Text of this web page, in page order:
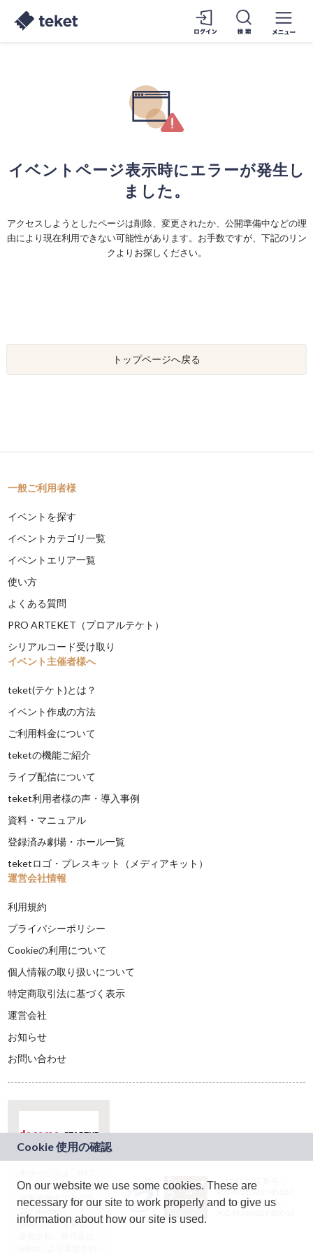
イベントページ表示時にエラーが発生し
ました。
アクセスしようとしたページは削除、変更されたか、公開準備中などの理
由により現在利用できない可能性があります。お手数ですが、下記のリン
クよりお探しください。
トップページへ戻る
一般ご利用者様
イベントを探す
イベントカテゴリ一覧
イベントエリア一覧
使い方
よくある質問
PRO ARTEKET（プロアルテケト）
シリアルコード受け取り
イベント主催者様へ
teket(テケト)とは？
イベント作成の方法
ご利用料金について
teketの機能ご紹介
ライブ配信について
teket利用者様の声・導入事例
資料・マニュアル
登録済み劇場・ホール一覧
teketロゴ・プレスキット（メディアキット）
運営会社情報
利用規約
プライバシーポリシー
Cookieの利用について
個人情報の取り扱いについて
特定商取引法に基づく表示
運営会社
お知らせ
お問い合わせ
ドコモグループの新
規事業創出プログラ
ム「docomo
STARTUP」を通じて
JASRAC許諾番号：
9024936001Y45037
JASRAC許諾番号：
On our website we use some cookies. These are
necessary for our site to work properly and to give us
information about how our site is used.